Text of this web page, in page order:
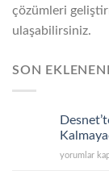
çözümleri
ulaşabilirsiniz.
SON
Desnet’te
yorumlar